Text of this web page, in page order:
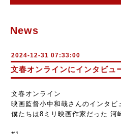
News
2024-12-31 07:33:00
文春オンラインにインタビュ
文春オンライン
映画監督小中和哉さんのインタビ
僕たちは8ミリ映画作家だった 河